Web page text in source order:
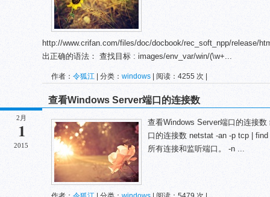
http://www.crifan.com/files/doc/docbook/rec_soft_npp/release/
出正确的语法： 查找目标 : images/env_var/win/(\w+...
作者： 令狐江 | 分类： windows | 阅读：4255 次 |
2月
1
2015
查看Windows Server端口的连接数
查看Windows Server端口的连接
口的连接数 netstat -an -p tcp |
所有连接和监听端口。 -n ...